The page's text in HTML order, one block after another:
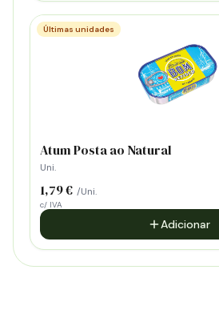
Últimas unidades
Atum Posta ao Natural
Uni.
1,79 € /Uni.
c/ IVA
Adicionar